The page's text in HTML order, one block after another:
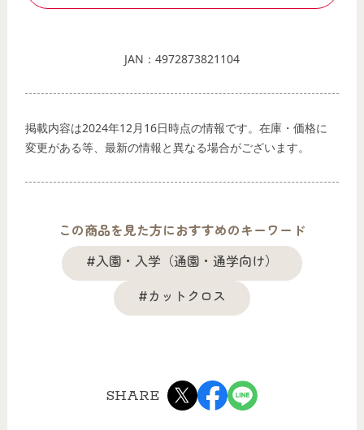
JAN：4972873821104
掲載内容は2024年12月16日時点の情報です。在庫・価格に
変更がある等、最新の情報と異なる場合がございます。
この商品を見た方におすすめのキーワード
#入園・入学（通園・通学向け）
#カットクロス
SHARE